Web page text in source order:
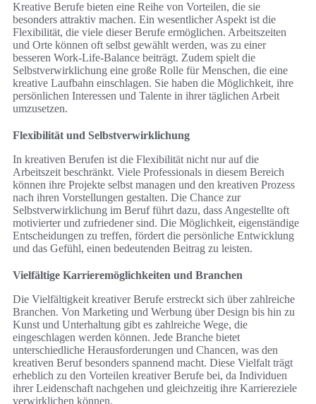
Kreative Berufe bieten eine Reihe von Vorteilen, die sie
besonders attraktiv machen. Ein wesentlicher Aspekt ist die
Flexibilität, die viele dieser Berufe ermöglichen. Arbeitszeiten
und Orte können oft selbst gewählt werden, was zu einer
besseren Work-Life-Balance beiträgt. Zudem spielt die
Selbstverwirklichung eine große Rolle für Menschen, die eine
kreative Laufbahn einschlagen. Sie haben die Möglichkeit, ihre
persönlichen Interessen und Talente in ihrer täglichen Arbeit
umzusetzen.
Flexibilität und Selbstverwirklichung
In kreativen Berufen ist die Flexibilität nicht nur auf die
Arbeitszeit beschränkt. Viele Professionals in diesem Bereich
können ihre Projekte selbst managen und den kreativen Prozess
nach ihren Vorstellungen gestalten. Die Chance zur
Selbstverwirklichung im Beruf führt dazu, dass Angestellte oft
motivierter und zufriedener sind. Die Möglichkeit, eigenständige
Entscheidungen zu treffen, fördert die persönliche Entwicklung
und das Gefühl, einen bedeutenden Beitrag zu leisten.
Vielfältige Karrieremöglichkeiten und Branchen
Die Vielfältigkeit kreativer Berufe erstreckt sich über zahlreiche
Branchen. Von Marketing und Werbung über Design bis hin zu
Kunst und Unterhaltung gibt es zahlreiche Wege, die
eingeschlagen werden können. Jede Branche bietet
unterschiedliche Herausforderungen und Chancen, was den
kreativen Beruf besonders spannend macht. Diese Vielfalt trägt
erheblich zu den Vorteilen kreativer Berufe bei, da Individuen
ihrer Leidenschaft nachgehen und gleichzeitig ihre Karriereziele
verwirklichen können.